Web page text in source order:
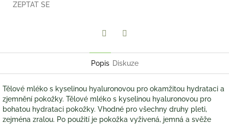
ZEPTAT SE
Popis Diskuze
Tělové mléko s kyselinou hyaluronovou pro okamžitou hydrataci a
zjemnění pokožky. Tělové mléko s kyselinou hyaluronovou pro
bohatou hydrataci pokožky. Vhodné pro všechny druhy pleti,
zejména zralou. Po použití je pokožka vyživená, jemná a svěže